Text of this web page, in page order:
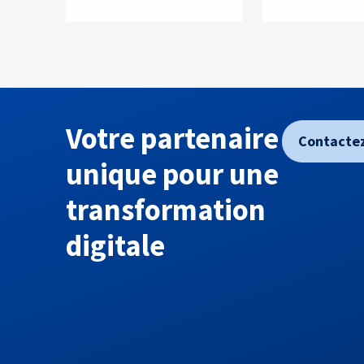
Votre partenaire
unique pour une
transformation
digitale